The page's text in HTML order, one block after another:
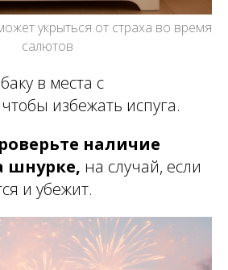
укрыться от страха во время
салютов
в места с
избежать испуга.
наличие
шнурке, на случай, если
и убежит.